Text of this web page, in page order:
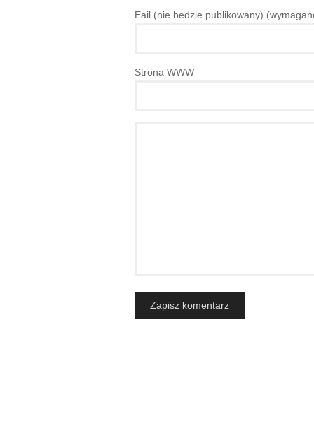
Eail (nie bedzie publikowany)
Strona WWW